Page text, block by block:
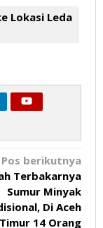
Lokasi Leda
Pos berikutnya
Terbakarnya
Sumur Minyak
Di Aceh
Timur 14 Orang